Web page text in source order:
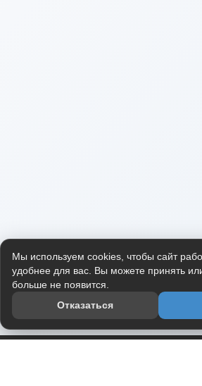
Мы используем cookies, чтобы сайт
удобнее для вас. Вы можете принять
больше не появится.
Отказаться